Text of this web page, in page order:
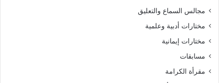
مجالس السماع والتعليق
مختارات أدبية وعلمية
مختارات إيمانية
مسابقات
مقرأة الكرامة